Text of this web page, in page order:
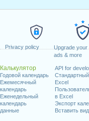
Privacy policy
Upgrade your
ads & more
Калькулятор
Годовой календарь
Ежемесячный
календарь
Еженедельный
календарь
данные
API for
Excel
в Excel
Экспорт
Вставить